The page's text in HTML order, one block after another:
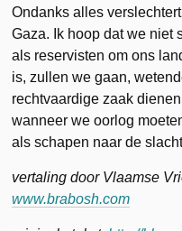
Ondanks alles
Gaza. Ik hoop dat we niet
als reservisten om ons
is, zullen we gaan,
rechtvaardige zaak
wanneer we oorlog
als schapen naar de
vertaling door Vlaamse
www.brabosh.com